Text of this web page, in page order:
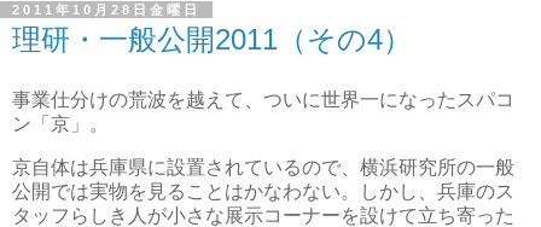
2011年10月28日金曜日
理研・一般公開2011（その4）
事業仕分けの荒波を越えて、ついに世界一になったスパコ
ン「京」。
京自体は兵庫県に設置されているので、横浜研究所の一般
公開では実物を見ることはかなわない。しかし、兵庫のス
タッフらしき人が小さな展示コーナーを設けて立ち寄った